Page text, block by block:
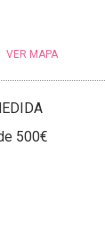
VER MAPA
500€